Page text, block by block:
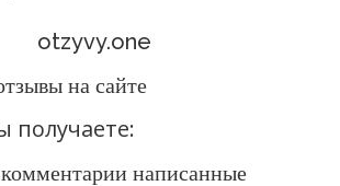
otzyvy.one
на сайте
получаете:
написанные